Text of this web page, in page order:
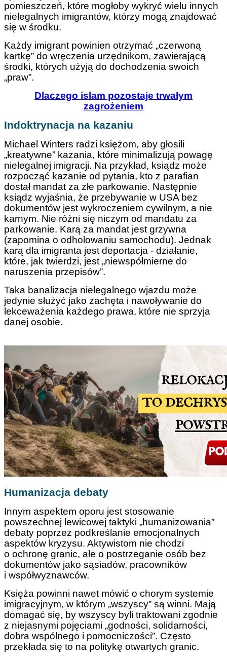
pomieszczeń, które mogłoby wykryć wielu innych
nielegalnych imigrantów, którzy mogą znajdować
się w środku.
Każdy imigrant powinien otrzymać „czerwoną
kartkę” do wręczenia urzędnikom, zawierającą
środki, których użyją do dochodzenia swoich
„praw”.
Dlaczego islam pozostaje trwałym
zagrożeniem
Indoktrynacja na kazaniu
Michael Winters radzi księżom, aby głosili
„kreatywne” kazania, które minimalizują powagę
nielegalnej imigracji. Na przykład, ksiądz może
rozpocząć kazanie od pytania, kto z parafian
dostał mandat za złe parkowanie. Następnie
ksiądz wyjaśnia, że przebywanie w USA bez
dokumentów jest wykroczeniem cywilnym, a nie
karnym. Nie różni się niczym od mandatu za
parkowanie. Karą za mandat jest grzywna
(zapomina o odholowaniu samochodu). Jednak
karą dla imigranta jest deportacja - działanie,
które, jak twierdzi, jest „niewspółmierne do
naruszenia przepisów”.
Taka banalizacja nielegalnego wjazdu może
jedynie służyć jako zachęta i nawoływanie do
lekceważenia każdego prawa, które nie sprzyja
danej osobie.
Humanizacja debaty
Innym aspektem oporu jest stosowanie
powszechnej lewicowej taktyki „humanizowania”
debaty poprzez podkreślanie emocjonalnych
aspektów kryzysu. Aktywistom nie chodzi
o ochronę granic, ale o postrzeganie osób bez
dokumentów jako sąsiadów, pracowników
i współwyznawców.
Księża powinni nawet mówić o chorym systemie
imigracyjnym, w którym „wszyscy” są winni. Mają
domagać się, by wszyscy byli traktowani zgodnie
z niejasnymi pojęciami „godności, solidarności,
dobra wspólnego i pomocniczości”. Często
przekłada się to na politykę otwartych granic.